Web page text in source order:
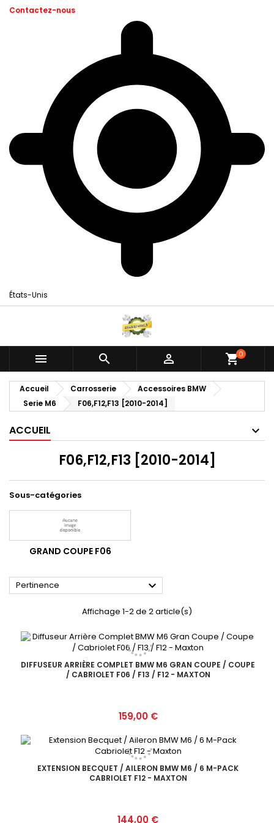
Contactez-nous
États-Unis
   shopping_cart0
Accueil Carrosserie
Accessoires BMW
Serie M6
F06,F12,F13 [2010-2014]
ACCUEIL
F06,F12,F13 [2010-2014]
Sous-catégories
GRAND COUPE F06
Pertinence 
Affichage 1-2 de 2 article(s)
DIFFUSEUR ARRIÈRE COMPLET BMW M6 GRAN COUPE / COUPE
/ CABRIOLET F06 / F13 / F12 - MAXTON
Prix
159,00 €
EXTENSION BECQUET / AILERON BMW M6 / 6 M-PACK
CABRIOLET F12 - MAXTON
Prix
144,00 €